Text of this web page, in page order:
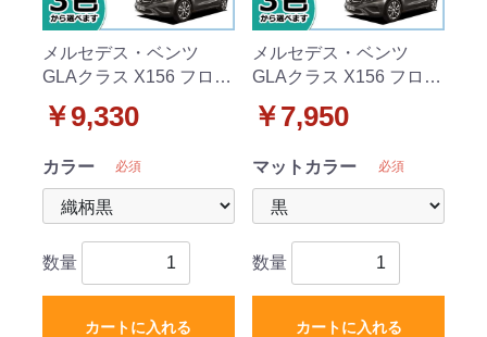
メルセデス・ベンツ
GLAクラス X156 フロア
￥9,330
カラー 必須
数量
カートに入れる
メルセデス・ベンツ
GLAクラス X156 フロア
￥7,950
マットカラー 必須
数量
カートに入れる